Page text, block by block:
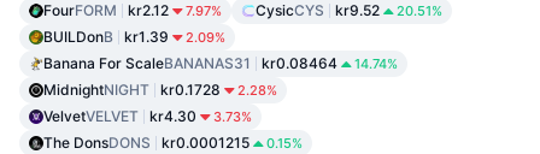
FourFORM kr2.12 7.97% CysicCYS kr9.52 20.51%
BUILDonB kr1.39 2.09%
Banana For ScaleBANANAS31 kr0.08464 14.74%
MidnightNIGHT kr0.1728 2.28%
VelvetVELVET kr4.30 3.73%
The DonsDONS kr0.0001215 0.15%